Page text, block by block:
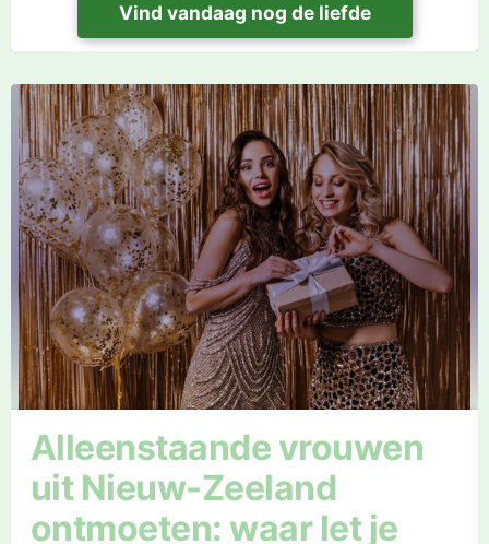
Vind vandaag nog de liefde
Alleenstaande vrouwen
uit Nieuw-Zeeland
ontmoeten: waar let je